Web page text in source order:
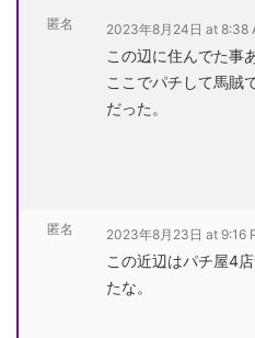
匿名 2023年8月24日 at 8:38
この辺に住んでた事
ここでパチして馬賊
だった。
匿名 2023年8月23日 at 9:16
この近辺はパチ屋4
たな。